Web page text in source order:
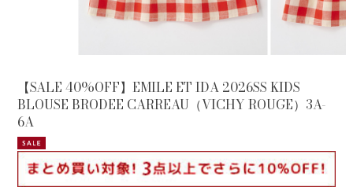
【SALE 40%OFF】EMILE ET IDA 2026SS KIDS
BLOUSE BRODEE CARREAU（VICHY ROUGE）3A-
6A